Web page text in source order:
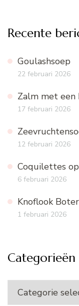
Recente
Goulashsoep
22 februari 2026
Zalm met een
17 februari 2026
12 februari 2026
Coquilettes
6 februari 2026
Knoflook
1 februari 2026
Categorieën
Categorieën